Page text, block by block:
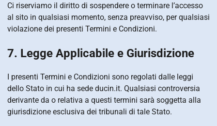
Ci riserviamo il diritto di sospendere o terminare l’accesso
al sito in qualsiasi momento, senza preavviso, per qualsiasi
violazione dei presenti Termini e Condizioni.
7. Legge Applicabile e Giurisdizione
I presenti Termini e Condizioni sono regolati dalle leggi
dello Stato in cui ha sede ducin.it. Qualsiasi controversia
derivante da o relativa a questi termini sarà soggetta alla
giurisdizione esclusiva dei tribunali di tale Stato.